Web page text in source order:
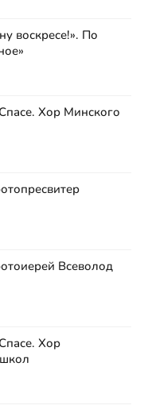
воскресе!». По
Хор Минского
Всеволод
Хор